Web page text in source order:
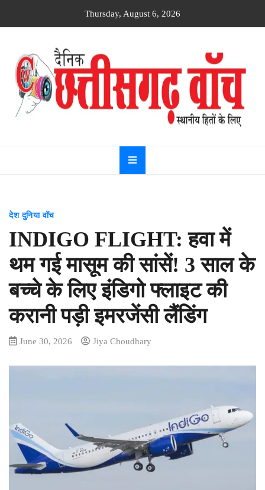
Thursday, August 6, 2026
Dainik
Chhattisgarh
देश दुनिया वॉच
INDIGO FLIGHT: हवा में
थम गई मासूम की सांसें! 3 साल के
बच्चे के लिए इंडिगो फ्लाइट की
करानी पड़ी इमरजेंसी लैंडिंग
June 30, 2026 Jiya Choudhary